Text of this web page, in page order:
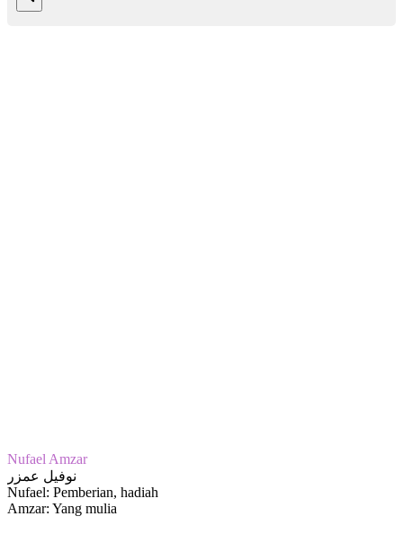
Nufael Amzar
نوفيل عمزر
Nufael: Pemberian, hadiah
Amzar: Yang mulia